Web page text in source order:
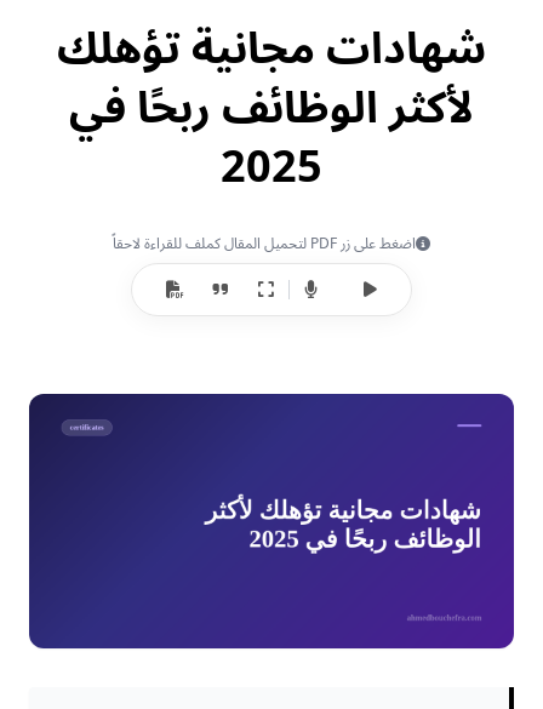
شهادات مجانية تؤهلك
لأكثر الوظائف ربحًا في
2025
اضغط على زر PDF لتحميل المقال كملف للقراءة لاحقاً